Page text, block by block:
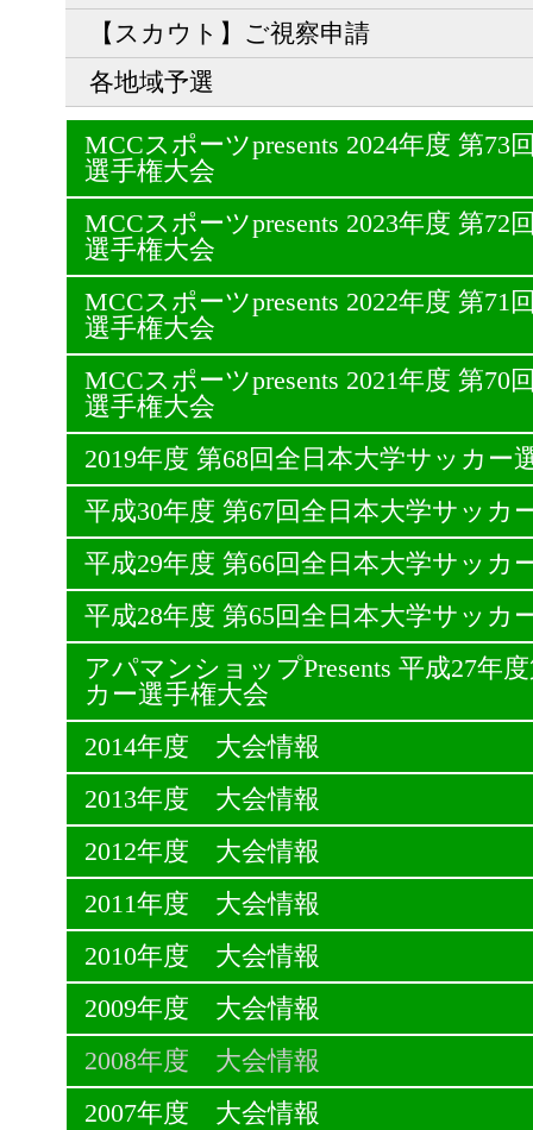
【スカウト】ご視察申請
各地域予選
MCCスポーツpresents 2024年度 第73
選手権大会
MCCスポーツpresents 2023年度 第72
選手権大会
MCCスポーツpresents 2022年度 第71
選手権大会
MCCスポーツpresents 2021年度 第70
選手権大会
2019年度 第68回全日本大学サッカー
平成30年度 第67回全日本大学サッカ
平成29年度 第66回全日本大学サッカ
平成28年度 第65回全日本大学サッカ
アパマンショップPresents 平成27年
カー選手権大会
2014年度 大会情報
2013年度 大会情報
2012年度 大会情報
2011年度 大会情報
2010年度 大会情報
2009年度 大会情報
2008年度 大会情報
2007年度 大会情報